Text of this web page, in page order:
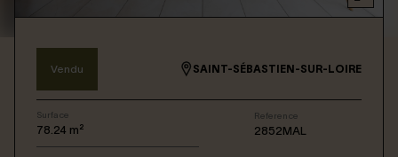
Connexion / Inscription
Vendu SAINT-SÉBASTIEN-SUR-LOIRE
Surface
78.24 m²
Reference
2852MAL